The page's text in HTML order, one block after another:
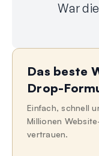
War
Immer noch
Zuletzt
Das beste
Drop-
Einfach, schnell
Millionen
vertrauen.